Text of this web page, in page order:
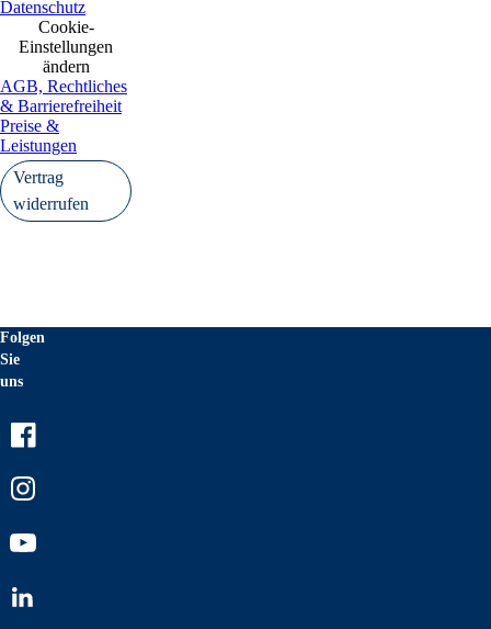
Datenschutz
Cookie-
Einstellungen
ändern
AGB, Rechtliches
& Barrierefreiheit
Preise &
Leistungen
Vertrag
widerrufen
Folgen
Sie
uns
Youtube